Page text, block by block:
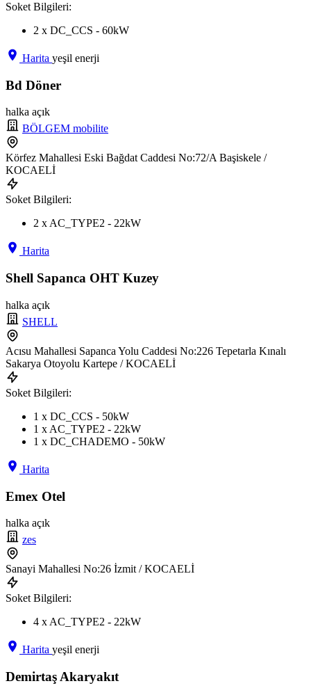
Soket Bilgileri:
2 x DC_CCS - 60kW
Harita yeşil enerji
Bd Döner
halka açık
BÖLGEM mobilite
Körfez Mahallesi Eski Bağdat Caddesi No:72/A Başiskele /
KOCAELİ
Soket Bilgileri:
2 x AC_TYPE2 - 22kW
Harita
Shell Sapanca OHT Kuzey
halka açık
SHELL
Acısu Mahallesi Sapanca Yolu Caddesi No:226 Tepetarla Kınalı
Sakarya Otoyolu Kartepe / KOCAELİ
Soket Bilgileri:
1 x DC_CCS - 50kW
1 x AC_TYPE2 - 22kW
1 x DC_CHADEMO - 50kW
Harita
Emex Otel
halka açık
zes
Sanayi Mahallesi No:26 İzmit / KOCAELİ
Soket Bilgileri:
4 x AC_TYPE2 - 22kW
Harita yeşil enerji
Demirtaş Akaryakıt